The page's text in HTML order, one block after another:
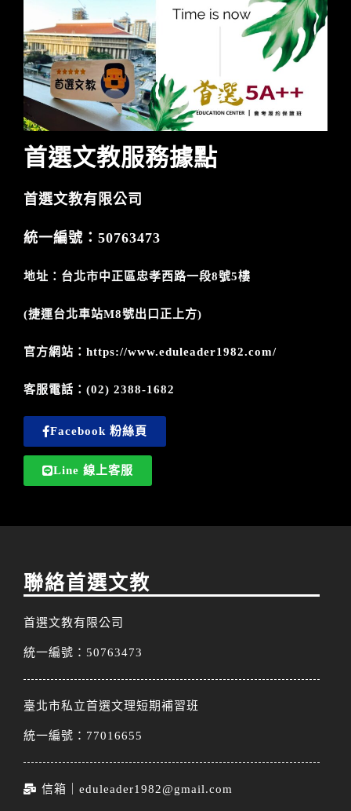
首選文教服務據點
首選文教有限公司
統一編號 ：50763473
地址：台北市中正區忠孝西路一段8號5樓
(捷運台北車站M8號出口正上方)
官方網站 ： https://www.eduleader1982.com/
客服電話：(02) 2388-1682
Facebook 粉絲頁
Line 線上客服
聯絡首選文教
首選文教有限公司
統一編號：50763473
臺北市私立首選文理短期補習班
統一編號：77016655
信箱｜eduleader1982@gmail.com